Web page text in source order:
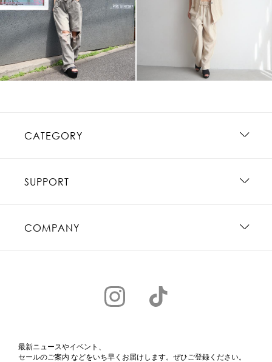
CATEGORY
SUPPORT
COMPANY
最新ニュースやイベント、
セールのご案内 などをいち早くお届けします。ぜひご登録ください。